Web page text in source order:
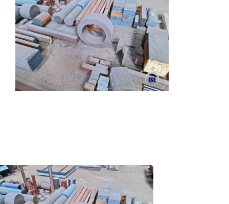
Autres produits
Boulonnerie spéciale
Français
Nederlands